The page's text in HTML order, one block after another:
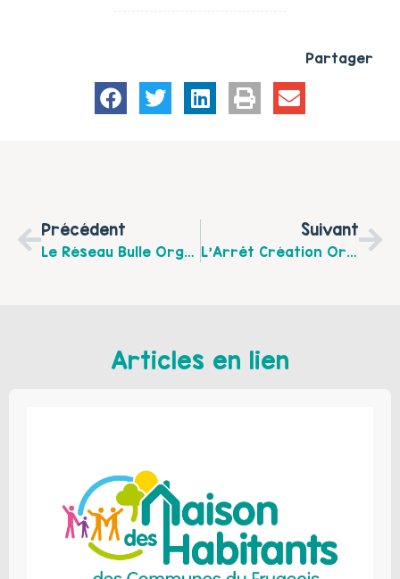
Partager
Précédent
Le Réseau Bulle Organise Un Café Rencontre Autour De L’Autisme Le 20 Mai 2017 À Arques
Suivant
L’Arrêt Création Organise Un Stage D’éveil Corporel Parent, Enfant Le 13 Mai 2017 À Fléchin
Articles en lien